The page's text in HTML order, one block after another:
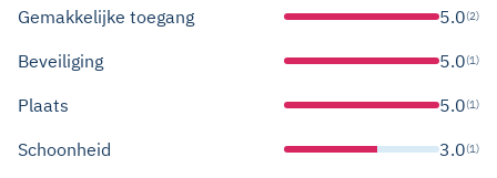
Gemakkelijke toegang 5.0(2)
Beveiliging 5.0(1)
Plaats 5.0(1)
Schoonheid 3.0(1)